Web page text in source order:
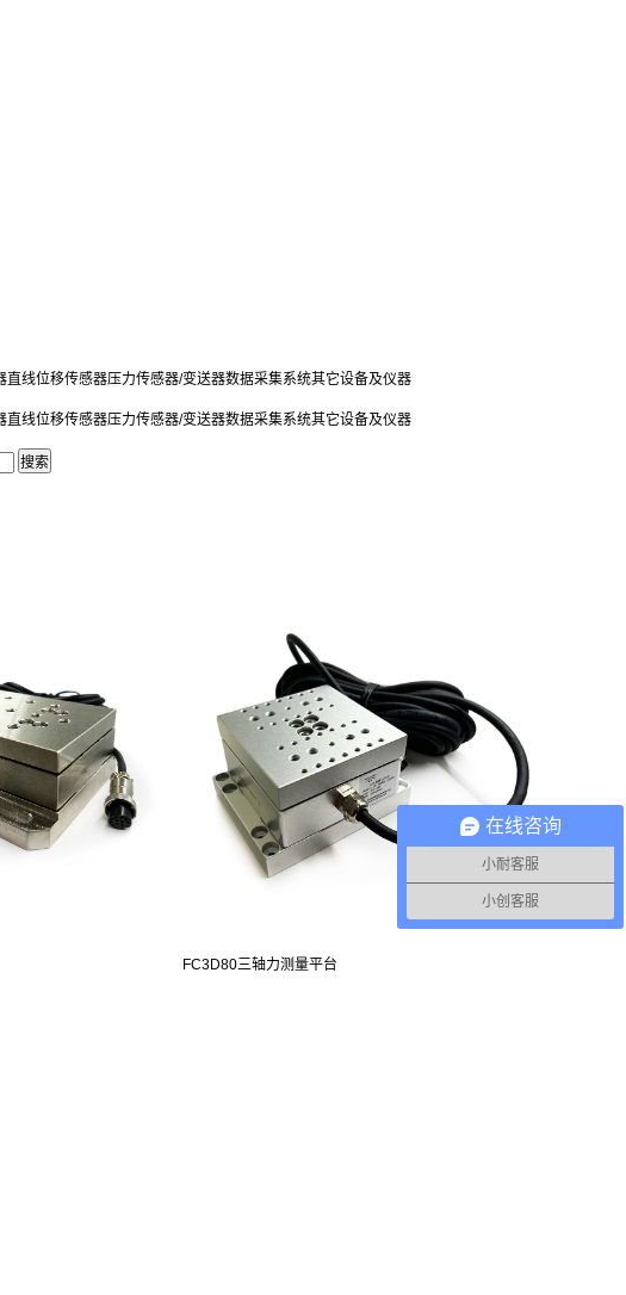
直线位移传感器压力传感器/变送器数据采集系统其它设备及仪器
直线位移传感器压力传感器/变送器数据采集系统其它设备及仪器
FC3D80三轴力测量平台
在线咨询
小耐客服
小创客服